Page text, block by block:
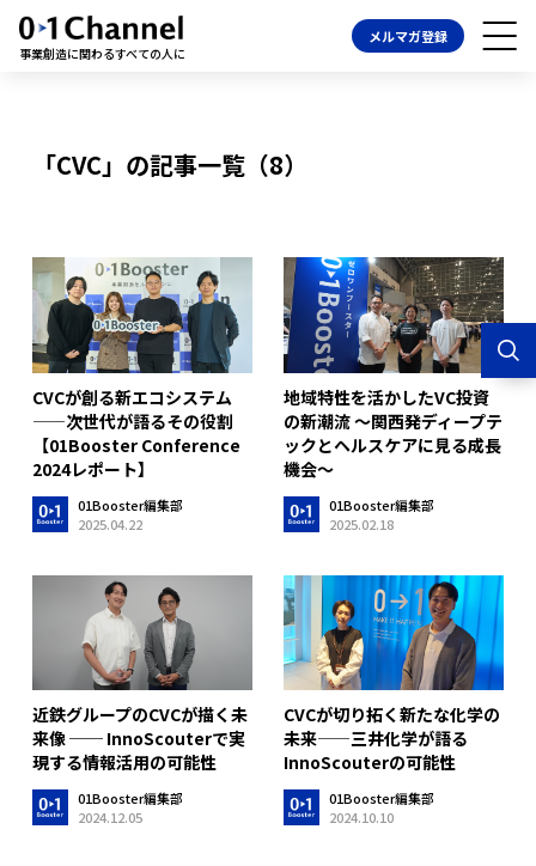
事業創造に関わるすべての人に
メルマガ登録
「CVC」の記事一覧（8）
CVCが創る新エコシステム
——次世代が語るその役割
【01Booster Conference
2024レポート】
01Booster編集部
2025.04.22
地域特性を活かしたVC投資
の新潮流 〜関西発ディープテ
ックとヘルスケアに見る成長
機会〜
01Booster編集部
2025.02.18
近鉄グループのCVCが描く未
来像 ── InnoScouterで実
現する情報活用の可能性
01Booster編集部
2024.12.05
CVCが切り拓く新たな化学の
未来­­­­——三井化学が語る
InnoScouterの可能性
01Booster編集部
2024.10.10